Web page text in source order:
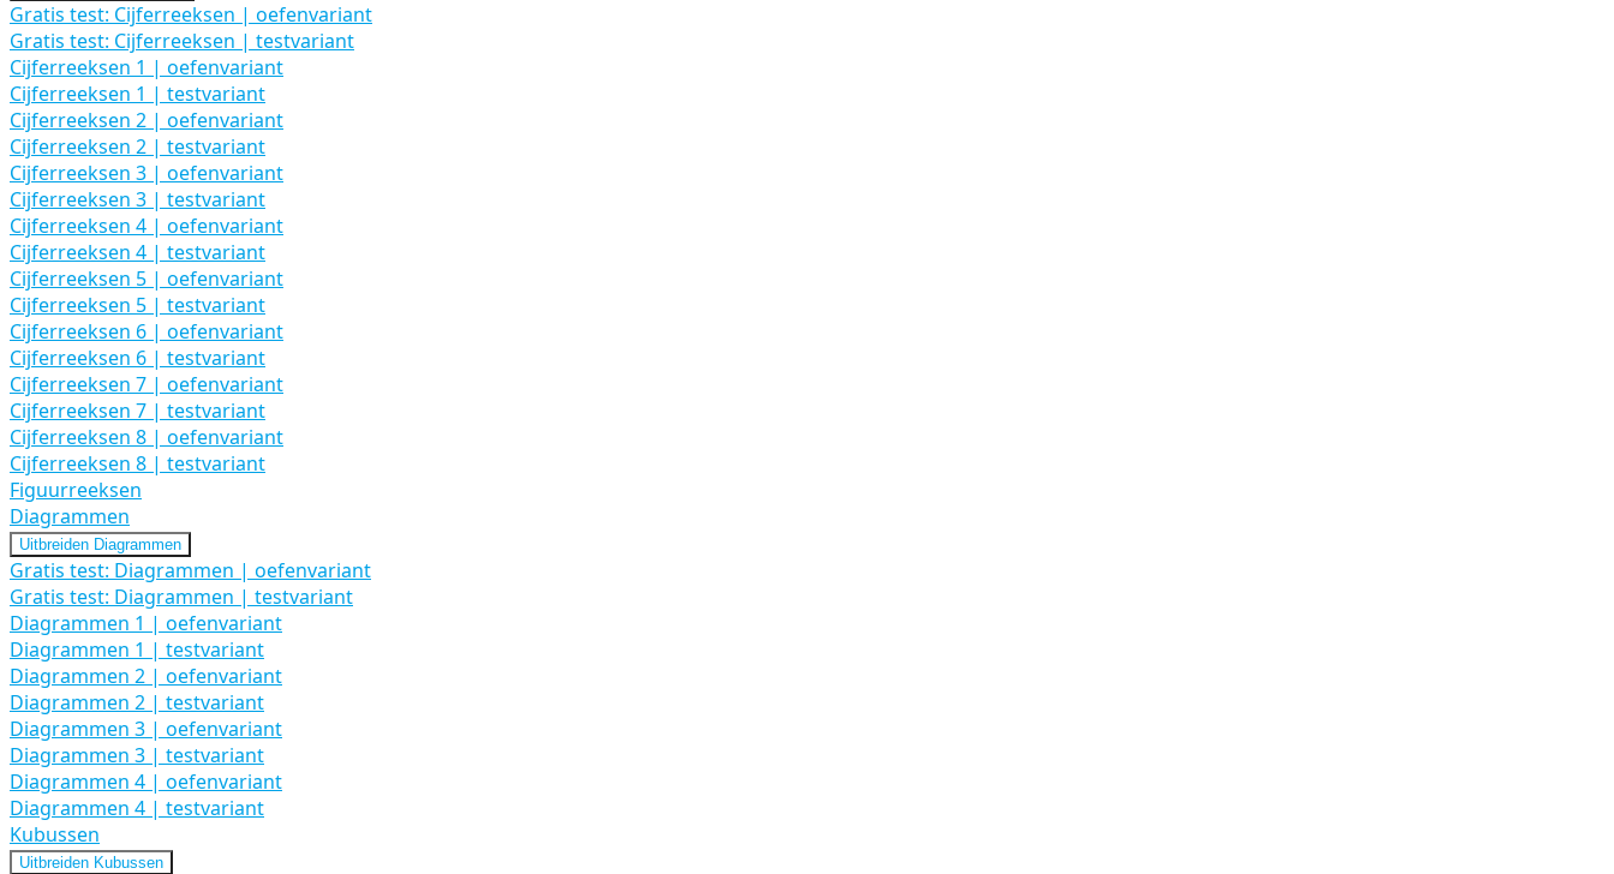
Gratis test: Cijferreeksen | oefenvariant
Gratis test: Cijferreeksen | testvariant
Cijferreeksen 1 | oefenvariant
Cijferreeksen 1 | testvariant
Cijferreeksen 2 | oefenvariant
Cijferreeksen 2 | testvariant
Cijferreeksen 3 | oefenvariant
Cijferreeksen 3 | testvariant
Cijferreeksen 4 | oefenvariant
Cijferreeksen 4 | testvariant
Cijferreeksen 5 | oefenvariant
Cijferreeksen 5 | testvariant
Cijferreeksen 6 | oefenvariant
Cijferreeksen 6 | testvariant
Cijferreeksen 7 | oefenvariant
Cijferreeksen 7 | testvariant
Cijferreeksen 8 | oefenvariant
Cijferreeksen 8 | testvariant
Figuurreeksen
Diagrammen
Uitbreiden Diagrammen
Gratis test: Diagrammen | oefenvariant
Gratis test: Diagrammen | testvariant
Diagrammen 1 | oefenvariant
Diagrammen 1 | testvariant
Diagrammen 2 | oefenvariant
Diagrammen 2 | testvariant
Diagrammen 3 | oefenvariant
Diagrammen 3 | testvariant
Diagrammen 4 | oefenvariant
Diagrammen 4 | testvariant
Kubussen
Uitbreiden Kubussen